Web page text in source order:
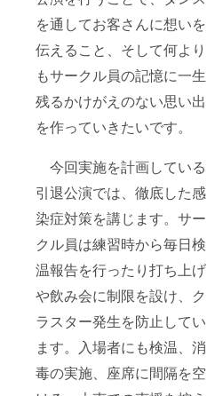
を通してお客さんに想いを
伝えること、そして何より
もサークル員の記憶に一生
残るかけがえのない思い出
を作っていきたいです。
今回実施を計画している
引退公演では、徹底した感
染症対策を講じます。サー
クル員は練習時から毎日検
温報告を行ったり打ち上げ
や飲み会に制限を設け、ク
ラスター発生を防止してい
ます。入場者にも検温、消
毒の実施、座席に間隔を空